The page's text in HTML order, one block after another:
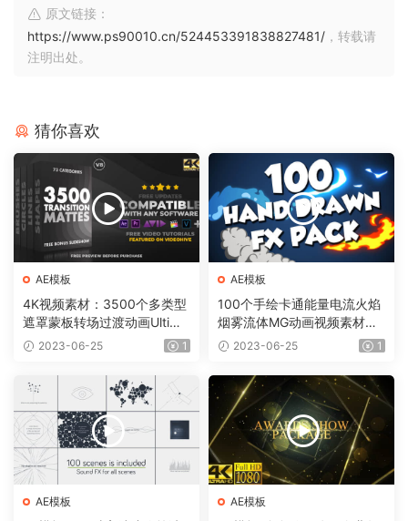
原文链接：
https://www.ps90010.cn/524453391838827481/ ，转载请
注明出处。
猜你喜欢
AE模板
4K视频素材：3500个多类型
遮罩蒙板转场过渡动画Ultima
te Transition Mattes Pack v
2023-06-25 1
AE模板
100个手绘卡通能量电流火焰
烟雾流体MG动画视频素材
（含AE模板工程）有透明通
2023-06-25 1
AE模板 AE模板